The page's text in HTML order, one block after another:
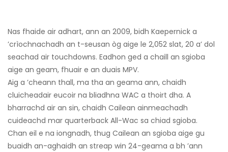
Nas fhaide air adhart, ann an 2009, bidh Kaepernick a
’crìochnachadh an t-seusan òg aige le 2,052 slat, 20 a’ dol
seachad air touchdowns. Eadhon ged a chaill an sgioba
aige an geam, fhuair e an duais MPV.
Aig a ’cheann thall, ma tha an geama ann, chaidh
cluicheadair eucoir na bliadhna WAC a thoirt dha. A
bharrachd air an sin, chaidh Cailean ainmeachadh
cuideachd mar quarterback All-Wac sa chiad sgioba.
Chan eil e na iongnadh, thug Cailean an sgioba aige gu
buaidh an-aghaidh an streap win 24-geama a bh ’ann